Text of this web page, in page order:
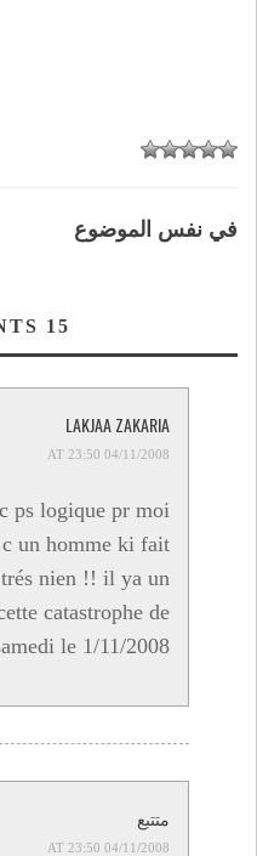
في نفس الموضوع
15
LAKJAA ZAKARIA
04/11/2008 AT 23:50
logique pr moi !!!!!!!!!
un homme ki fait
nien !! il ya un
catastrophe de
le 1/11/2008
متتبع
04/11/2008 AT 23:50